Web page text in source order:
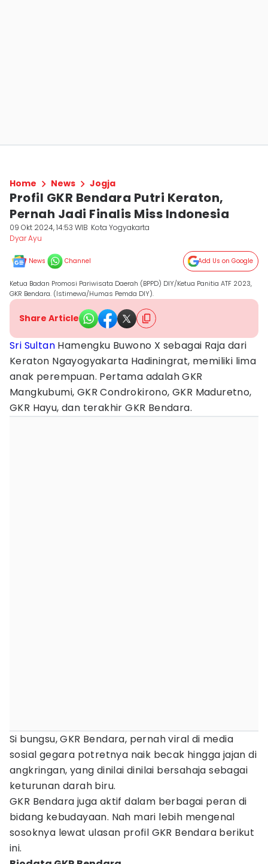
Home News Jogja
Profil GKR Bendara Putri Keraton,
Pernah Jadi Finalis Miss Indonesia
09 Okt 2024, 14:53 WIB Kota Yogyakarta
Dyar Ayu
News Channel Add Us on Google
Ketua Badan Promosi Pariwisata Daerah (BPPD) DIY/Ketua Panitia ATF 2023,
GKR Bendara. (Istimewa/Humas Pemda DIY).
Share Article
Sri Sultan Hamengku Buwono X sebagai Raja dari
Keraton Ngayogyakarta Hadiningrat, memiliki lima
anak perempuan. Pertama adalah GKR
Mangkubumi, GKR Condrokirono, GKR Maduretno,
GKR Hayu, dan terakhir GKR Bendara.
Si bungsu, GKR Bendara, pernah viral di media
sosial gegara potretnya naik becak hingga jajan di
angkringan, yang dinilai dinilai bersahaja sebagai
keturunan darah biru.
GKR Bendara juga aktif dalam berbagai peran di
bidang kebudayaan. Nah mari lebih mengenal
sosoknya lewat ulasan profil GKR Bendara berikut
ini.